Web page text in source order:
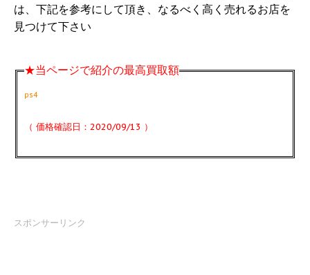
は、下記を参考にして頂き、なるべく高く売れるお店を
見つけて下さい
★当ページで紹介の最高買取額
ps4
（ 価格確認日：2020/09/13 ）
スポンサーリンク